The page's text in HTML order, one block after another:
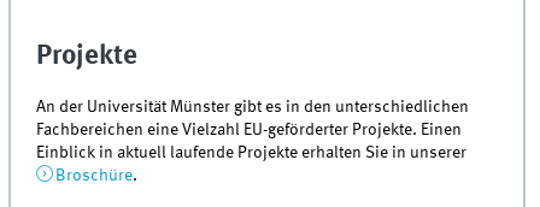
Projekte
An der Universität Münster gibt es in den unterschiedlichen
Fachbereichen eine Vielzahl EU-geförderter Projekte. Einen
Einblick in aktuell laufende Projekte erhalten Sie in unserer
Broschüre.